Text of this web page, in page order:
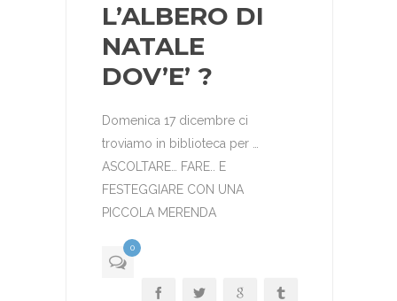
L’ALBERO DI
NATALE
DOV’E’ ?
Domenica 17 dicembre ci
troviamo in biblioteca per …
ASCOLTARE… FARE.. E
FESTEGGIARE CON UNA
PICCOLA MERENDA
0